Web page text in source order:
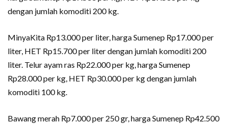
dengan jumlah komoditi 200 kg.
MinyaKita Rp13.000 per liter, harga Sumenep Rp17.000 per
liter, HET Rp15.700 per liter dengan jumlah komoditi 200
liter. Telur ayam ras Rp22.000 per kg, harga Sumenep
Rp28.000 per kg, HET Rp30.000 per kg dengan jumlah
komoditi 100 kg.
Bawang merah Rp7.000 per 250 gr, harga Sumenep Rp42.500